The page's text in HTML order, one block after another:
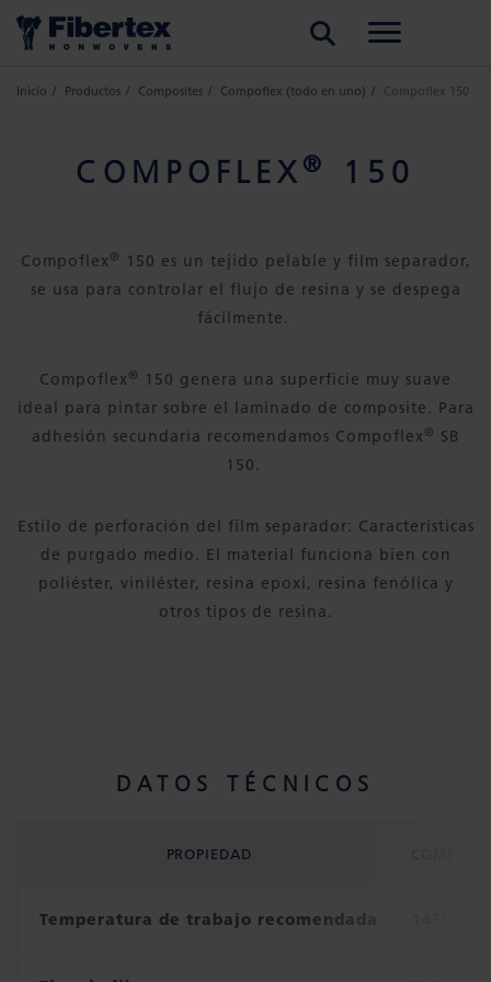
Inicio Productos Composites Compoflex (todo en uno) Compoflex 150
COMPOFLEX ® 150
Compoflex ®
150 es un tejido pelable y film separador,
se usa para controlar el flujo de resina y se despega
fácilmente.
Compoflex ®
150 genera una superficie muy suave
ideal para pintar sobre el laminado de composite. Para
adhesión secundaria recomendamos Compoflex ® SB
150.
Estilo de perforación del film separador: Características
de purgado medio. El material funciona bien con
poliéster, viniléster, resina epoxi, resina fenólica y
otros tipos de resina.
DATOS TÉCNICOS
PROPIEDAD
Temperatura de trabajo recomendada